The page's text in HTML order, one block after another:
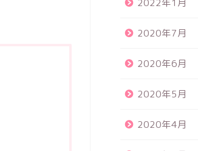
2022年1月
2020年7月
2020年6月
2020年5月
2020年4月